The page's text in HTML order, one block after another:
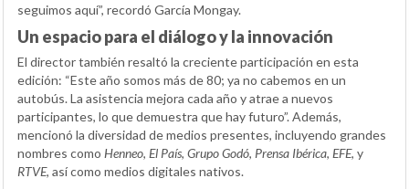
seguimos aquí”, recordó García Mongay.
Un espacio para el diálogo y la innovación
El director también resaltó la creciente participación en esta
edición: “Este año somos más de 80; ya no cabemos en un
autobús. La asistencia mejora cada año y atrae a nuevos
participantes, lo que demuestra que hay futuro”. Además,
mencionó la diversidad de medios presentes, incluyendo grandes
nombres como Henneo, El País, Grupo Godó, Prensa Ibérica, EFE, y
RTVE, así como medios digitales nativos.